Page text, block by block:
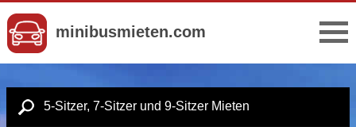
minibusmieten.com
5-Sitzer, 7-Sitzer und 9-Sitzer Mieten